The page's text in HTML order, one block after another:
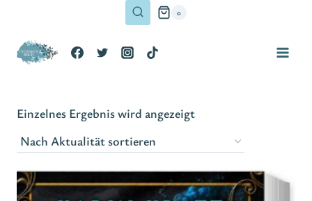
springen
0
Einzelnes Ergebnis wird angezeigt